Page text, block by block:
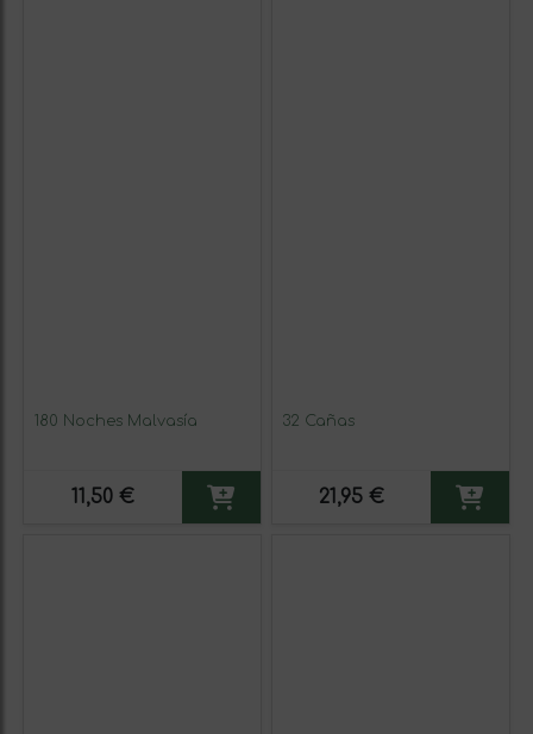
180 Noches Malvasía
11,50 €
32 Cañas
21,95 €